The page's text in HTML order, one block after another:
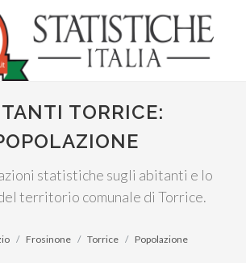
TORRICE:
statistiche sugli abitanti e lo
territorio comunale di Torrice.
Frosinone Torrice Popolazione